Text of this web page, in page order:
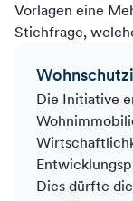
Vorlagen eine
Stichfrage,
Die Initiative
Dies dürfte